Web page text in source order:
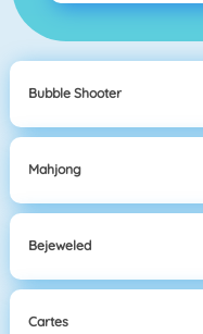
Bubble Shooter
Mahjong
Bejeweled
Cartes